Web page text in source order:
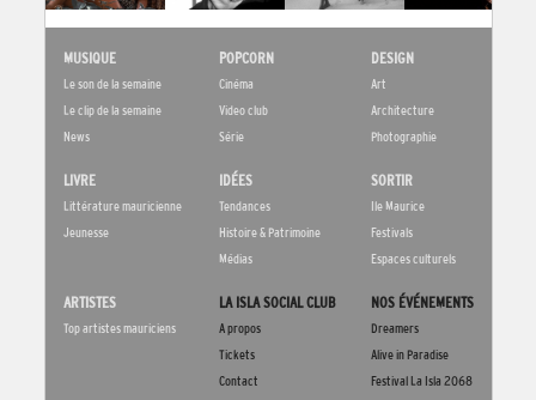
MUSIQUE
Le son de la semaine
Le clip de la semaine
News
POPCORN
Cinéma
Video club
Série
DESIGN
Art
Architecture
Photographie
LIVRE
Littérature mauricienne
Jeunesse
IDÉES
Tendances
Histoire & Patrimoine
Médias
SORTIR
Ile Maurice
Festivals
Espaces culturels
ARTISTES
Top artistes mauriciens
LA ISLA SOCIAL CLUB
A propos
Tickets
Contact
NOS ÉVÉNEMENTS
Dreamers
Alive in Paradise
Festival La Isla 2068